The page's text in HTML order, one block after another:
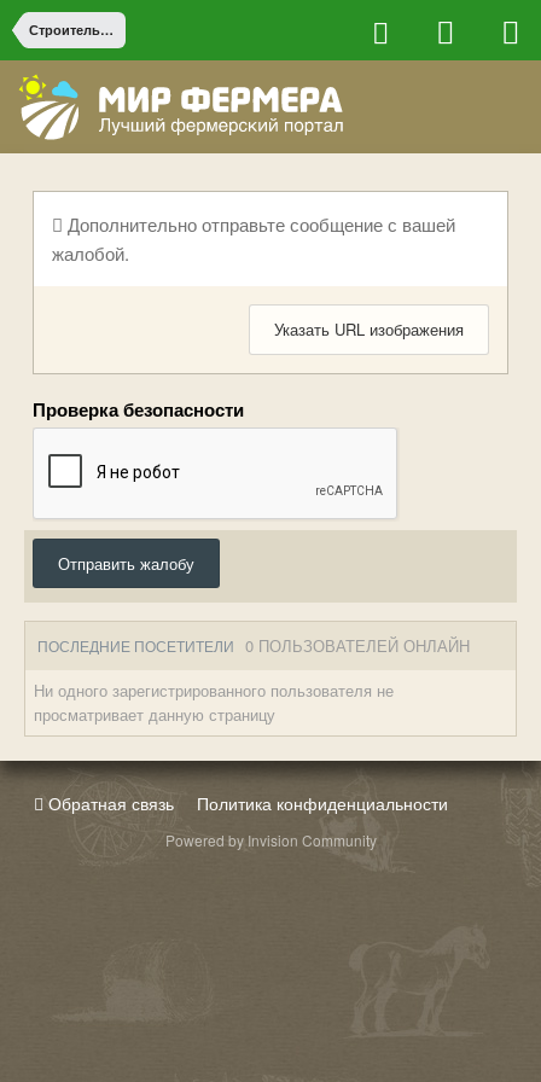
Строительство на ферме
Дополнительно отправьте сообщение с вашей
жалобой.
Указать URL изображения
Проверка безопасности
Отправить жалобу
ПОСЛЕДНИЕ ПОСЕТИТЕЛИ 0 ПОЛЬЗОВАТЕЛЕЙ ОНЛАЙН
Ни одного зарегистрированного пользователя не
просматривает данную страницу
Обратная связь Политика конфиденциальности
Powered by Invision Community